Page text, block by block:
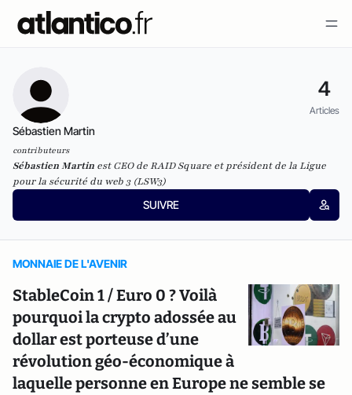
4
Articles
Sébastien Martin
contributeurs
Sébastien Martin est CEO de RAID Square et président de la Ligue
pour la sécurité du web 3 (LSW3)
SUIVRE
MONNAIE DE L'AVENIR
StableCoin 1 / Euro 0 ? Voilà
pourquoi la crypto adossée au
dollar est porteuse d’une
révolution géo-économique à
laquelle personne en Europe ne semble se